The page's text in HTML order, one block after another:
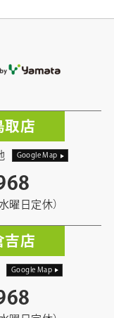
取店
Google Map
曜日定休）
吉店
Google Map